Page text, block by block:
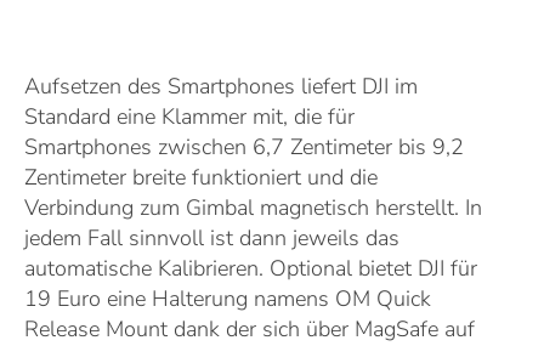
Aufsetzen des Smartphones liefert DJI im
Standard eine Klammer mit, die für
Smartphones zwischen 6,7 Zentimeter bis 9,2
Zentimeter breite funktioniert und die
Verbindung zum Gimbal magnetisch herstellt. In
jedem Fall sinnvoll ist dann jeweils das
automatische Kalibrieren. Optional bietet DJI für
19 Euro eine Halterung namens OM Quick
Release Mount dank der sich über MagSafe auf